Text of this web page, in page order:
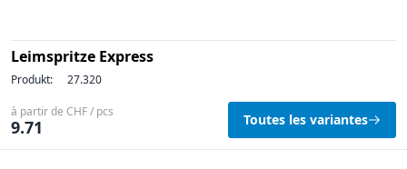
Leimspritze Express
Produkt: 27.320
à partir de CHF / pcs
9.71 Toutes les variantes